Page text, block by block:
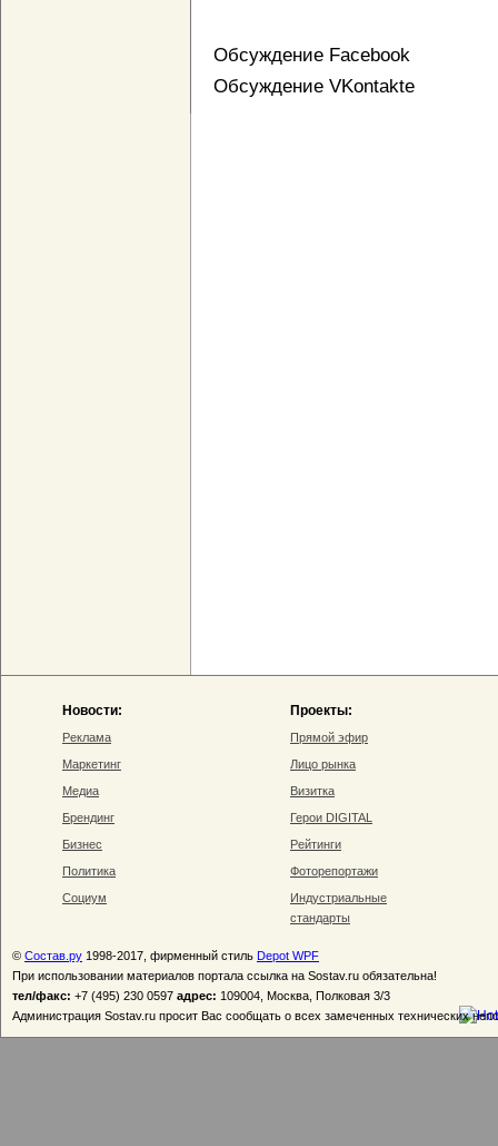
Обсуждение Facebook
Обсуждение VKontakte
Новости:
Реклама
Маркетинг
Медиа
Брендинг
Бизнес
Политика
Социум
Проекты:
Прямой эфир
Лицо рынка
Визитка
Герои DIGITAL
Рейтинги
Фоторепортажи
Индустриальные
стандарты
© Состав.ру 1998-2017, фирменный стиль Depot WPF
При использовании материалов портала ссылка на Sostav.ru обязательна!
тел/факс: +7 (495) 230 0597 адрес: 109004, Москва, Полковая 3/3
Администрация Sostav.ru просит Вас сообщать о всех замеченных технических